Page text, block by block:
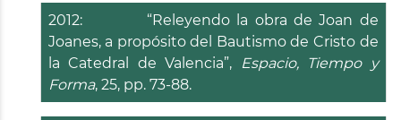
2012: “Releyendo la obra de Joan de
Joanes, a propósito del Bautismo de Cristo de
la Catedral de Valencia”,
Espacio, Tiempo y
Forma, 25, pp. 73-88.